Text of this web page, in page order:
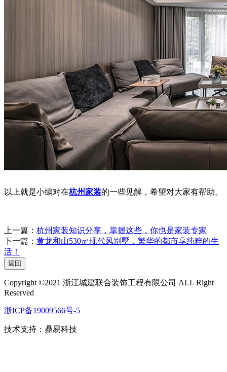
以上就是小编对在杭州家装的一些见解，希望对大家有帮助。
上一篇： 杭州家装知识分享，掌握这些，你也是家装专家
下一篇： 黄龙和山530㎡现代风别墅，繁华的都市享纯粹的生
活！
返回
Copyright ©2021 浙江城建联合装饰工程有限公司 ALL Right
Reserved
浙ICP备19009566号-5
技术支持： 鼎易科技